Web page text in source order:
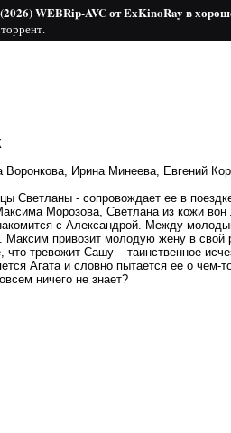
WEBRip-AVC от ExKinoRay в
Ирина Минеева, Евгений
Светланы - сопровождает ее в
Морозова, Светлана из кожи вон
с Александрой. Между
привозит молодую жену в
тревожит Сашу – таинственное
Агата и словно пытается ее о чем-
ничего не знает?